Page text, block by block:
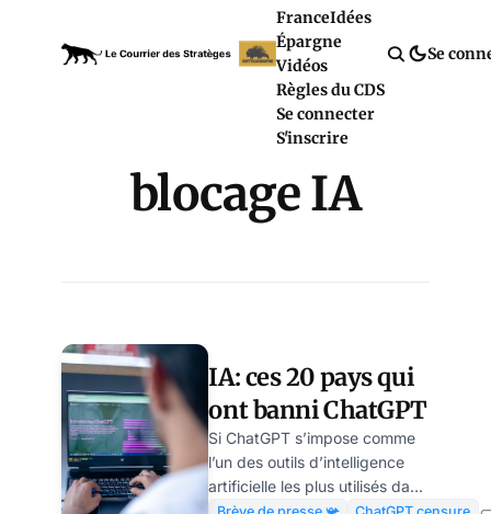
FranceIdées
Épargne
Vidéos
Règles du CDS
Se connecter
S'inscrire
Se
blocage IA
IA: ces 20 pays qui
ont banni ChatGPT
Si ChatGPT s’impose comme
l’un des outils d’intelligence
artificielle les plus utilisés dans
le monde, il reste strictement